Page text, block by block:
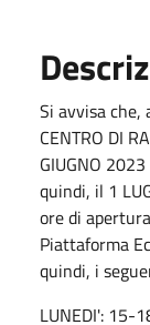
Si avvisa che,
CENTRO DI
GIUGNO
quindi, il 1
ore di
Piattaforma
quindi, i
LUNEDI': 15-